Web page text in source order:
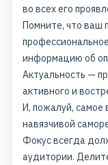
во всех его
Помните, что ваш
информацию об
Актуальность —
активного и
И, пожалуй, самое
навязчивой
Фокус всегда
аудитории.